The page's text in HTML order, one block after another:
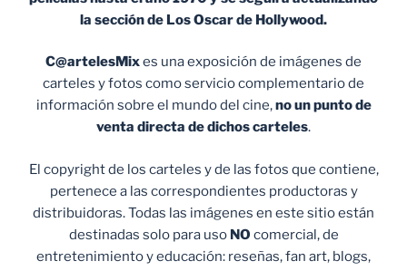
la sección de Los Oscar de Hollywood.
C@artelesMixes una exposición de imágenes de
carteles y fotos como servicio complementario de
información sobre el mundo del cine,no un punto de
venta directa de dichos carteles.
El copyright de los carteles y de las fotos que contiene,
pertenece a las correspondientes productoras y
distribuidoras. Todas las imágenes en este sitio están
destinadas solo para uso NO comercial, de
entretenimiento y educación: reseñas, fan art, blogs,